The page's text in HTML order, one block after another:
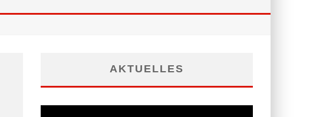
AKTUELLES